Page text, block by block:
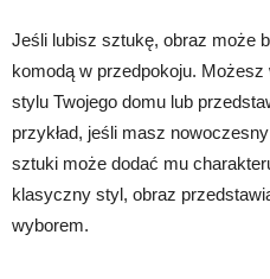
Jeśli lubisz sztukę, obraz może
komodą w przedpokoju.
stylu Twojego domu lub
przykład, jeśli masz
sztuki może dodać mu
klasyczny styl, obraz
wyborem.